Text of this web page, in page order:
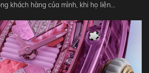
khách hàng của mình, khi họ liên…